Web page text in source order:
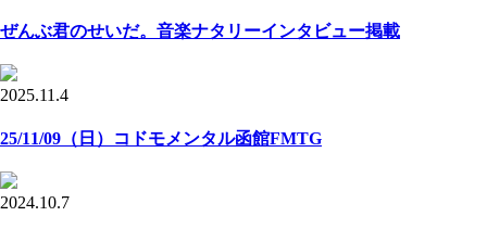
ぜんぶ君のせいだ。音楽ナタリーインタビュー掲載
2025.11.4
25/11/09（日）コドモメンタル函館FMTG
2024.10.7